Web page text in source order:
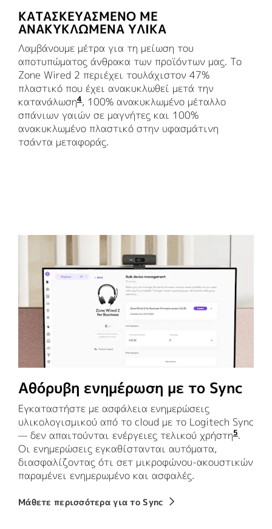
ΚΑΤΑΣΚΕΥΑΣΜΈΝΟ ΜΕ
ΑΝΑΚΥΚΛΩΜΈΝΑ ΥΛΙΚΆ
Λαμβάνουμε μέτρα για τη μείωση του
αποτυπώματος άνθρακα των προϊόντων μας. Το
Zone Wired 2 περιέχει τουλάχιστον 47%
πλαστικό που έχει ανακυκλωθεί μετά την
κατανάλωση4Εξαιρούνται τα πλαστικά μέρη του
, 100% ανακυκλωμένο μέταλλο
σπάνιων γαιών σε μαγνήτες και 100%
ανακυκλωμένο πλαστικό στην υφασμάτινη
τσάντα μεταφοράς.
Αθόρυβη ενημέρωση με το Sync
Εγκαταστήστε με ασφάλεια ενημερώσεις
υλικολογισμικού από το cloud με το Logitech Sync
— δεν απαιτούνται ενέργειες τελικού χρήστη5.
Οι ενημερώσεις εγκαθίστανται αυτόματα,
διασφαλίζοντας ότι σετ μικροφώνου-ακουστικών
παραμένει ενημερωμένο και ασφαλές.
Μάθετε περισσότερα για το Sync